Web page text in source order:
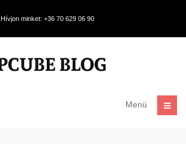
Hívjon minket: +36 70 629 06 90
Menü